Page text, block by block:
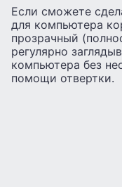
Если сможете
для компьютера
прозрачный
регулярно
компьютера без
помощи отвертки.